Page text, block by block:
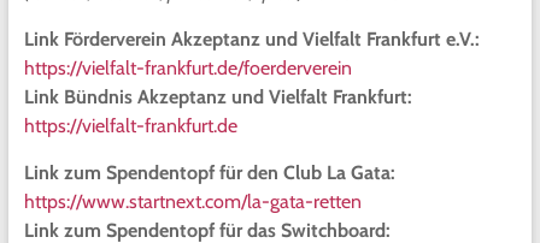
Link Förderverein Akzeptanz und Vielfalt Frankfurt e.V.:
https://vielfalt-frankfurt.de/foerderverein
Link Bündnis Akzeptanz und Vielfalt Frankfurt:
https://vielfalt-frankfurt.de
Link zum Spendentopf für den Club La Gata:
https://www.startnext.com/la-gata-retten
Link zum Spendentopf für das Switchboard: